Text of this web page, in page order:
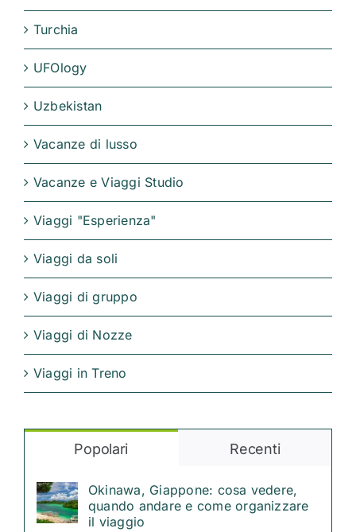
Turchia
UFOlogy
Uzbekistan
Vacanze di lusso
Vacanze e Viaggi Studio
Viaggi "Esperienza"
Viaggi da soli
Viaggi di gruppo
Viaggi di Nozze
Viaggi in Treno
Popolari Recenti
Okinawa, Giappone: cosa vedere,
quando andare e come organizzare
il viaggio